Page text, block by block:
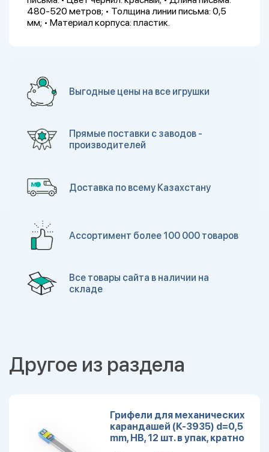
480-520 метров; • Толщина линии письма: 0,5
мм; • Материал корпуса: пластик.
Выгодные цены на все игрушки
Прямые поставки с заводов -
производителей
Доставка по всему Казахстану
Ассортимент более 100 000 товаров
Все товары сайта в наличии на
складе
Другое из раздела
Грифели для механических
карандашей (К-3935) d=0,5
mm, HB, 12 шт. в упак, кратно